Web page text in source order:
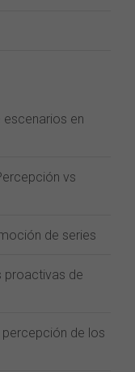
en
vs
de series
proactivas de
de los